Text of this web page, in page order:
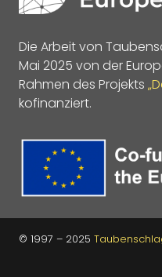
Die Arbeit von
Mai 2025 von der
Rahmen des Projekts
kofinanziert.
© 1997 – 2025